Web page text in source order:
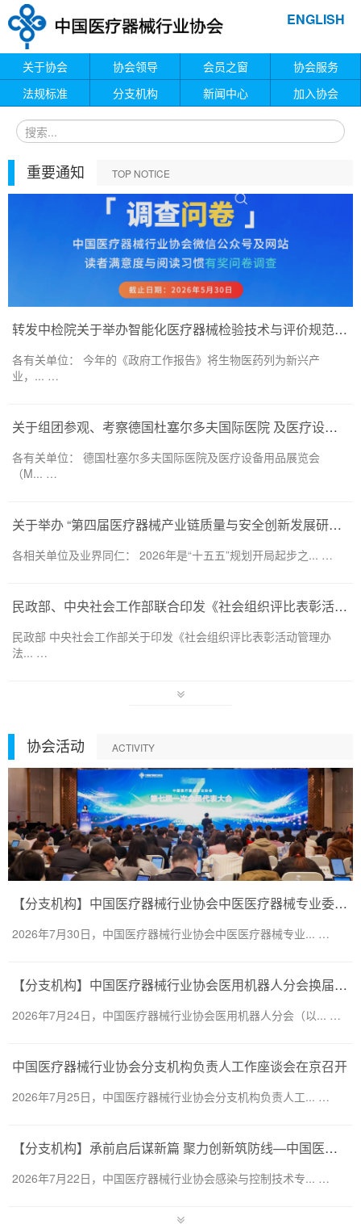
ENGLISH
关于协会 协会领导 会员之窗
协会服务
法规标准
分支机构 新闻中心 加入协会
重要通知 TOP NOTICE
转发中检院关于举办智能化医疗器械检验技术与评价规范培训班的通知
各有关单位： 今年的《政府工作报告》将生物医药列为新兴产
业，... …
关于组团参观、考察德国杜塞尔多夫国际医院 及医疗设备用品展览会（MEDICA 2026） 的通知
各有关单位： 德国杜塞尔多夫国际医院及医疗设备用品展览会
（M... …
关于举办 “第四届医疗器械产业链质量与安全创新发展研讨会”的通知
各相关单位及业界同仁： 2026年是“十五五”规划开局起步之... …
民政部、中央社会工作部联合印发《社会组织评比表彰活动管理办法》
民政部 中央社会工作部关于印发《社会组织评比表彰活动管理办
法... …
协会活动 ACTIVITY
【分支机构】中国医疗器械行业协会中医医疗器械专业委员会换届会议暨第二届一次委员大会圆满召开
2026年7月30日，中国医疗器械行业协会中医医疗器械专业... …
【分支机构】中国医疗器械行业协会医用机器人分会换届会议暨医用机器人创新大会顺利召开
2026年7月24日，中国医疗器械行业协会医用机器人分会（以... …
中国医疗器械行业协会分支机构负责人工作座谈会在京召开
2026年7月25日，中国医疗器械行业协会分支机构负责人工... …
【分支机构】承前启后谋新篇 聚力创新筑防线—中国医疗器械行业协会感染与控制技术专业委员会换届会暨第六届第一次会员代表大会圆满召开
2026年7月22日，中国医疗器械行业协会感染与控制技术专... …